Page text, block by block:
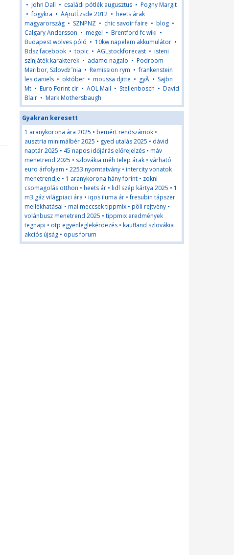
• John Dall • családi pótlék augusztus • Pogny Margit
•fogykra • ĂĄrutĹzsde 2012 • heets árak
magyarország • SZNPNZ • chic savoir faire • blog •
Calgary Andersson • megel • Brentford fc wiki •
Budapest wolves póló • 10kw napelem akkumulátor •
Bdsz facebook • topic • AGLstockforecast • isteni
színjáték karakterek • adamo nagalo • Podroom
Maribor, Szlovďż˝nia • Remission rym •frankenstein
les daniels • október • moussa djitte • gyĂ • Sajbn
Mt • Euro Forint clr • AOL Mail • Stellenbosch • David
Blair • Mark Mothersbaugh
Gyakran keresett
1 aranykorona ára 2025 • bemért rendszámok •
ausztria minimálbér 2025 • gyed utalás 2025 • dávid
naptár 2025 • 45 napos időjárás előrejelzés • máv
menetrend 2025 • szlovákia méh telep árak • várható
euro árfolyam • 2253 nyomtatvány • intercity vonatok
menetrendje • 1 aranykorona hány forint • zokni
csomagolás otthon • heets ár • lidl szép kártya 2025 • 1
m3 gáz világpiaci ára • iqos iluma ár •fresubin tápszer
mellékhatásai • mai meccsek tippmix • pöli rejtvény •
volánbusz menetrend 2025 • tippmix eredmények
tegnapi • otp egyenleglekérdezés • kaufland szlovákia
akciós újság • opus forum